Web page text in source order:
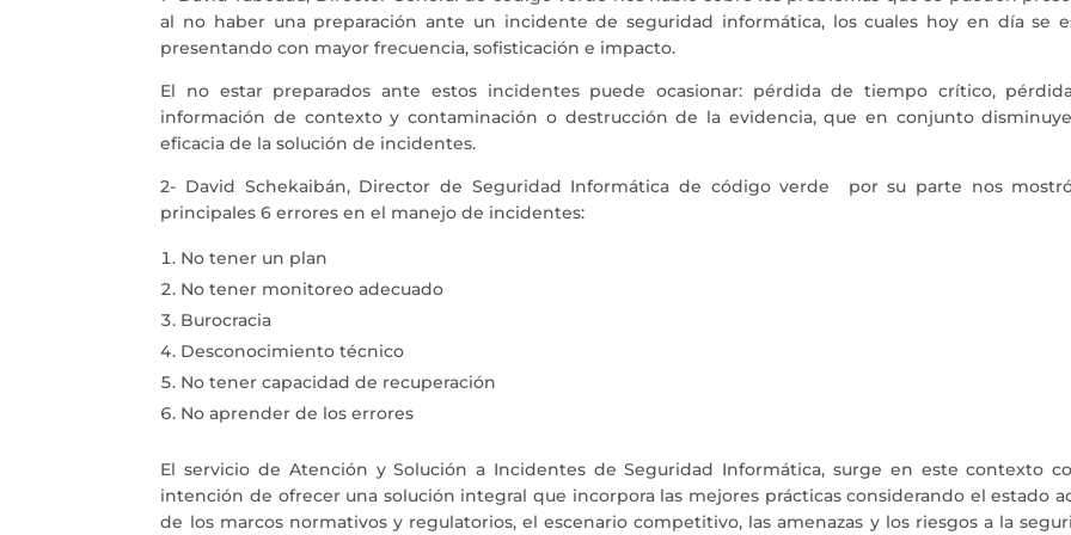
al no haber una preparación ante un incidente de seguridad informática, los cuales hoy en día se
presentando con mayor frecuencia, sofisticación e impacto.
El no estar preparados ante estos incidentes puede ocasionar: pérdida de tiempo crítico,
información de contexto y contaminación o destrucción de la evidencia, que en conjunto
eficacia de la solución de incidentes.
2- David Schekaibán, Director de Seguridad Informática de código verde por su parte nos
principales 6 errores en el manejo de incidentes:
No tener un plan
No tener monitoreo adecuado
Burocracia
Desconocimiento técnico
No tener capacidad de recuperación
No aprender de los errores
El servicio de Atención y Solución a Incidentes de Seguridad Informática, surge en este contexto
intención de ofrecer una solución integral que incorpora las mejores prácticas considerando el estado
de los marcos normativos y regulatorios, el escenario competitivo, las amenazas y los riesgos a la